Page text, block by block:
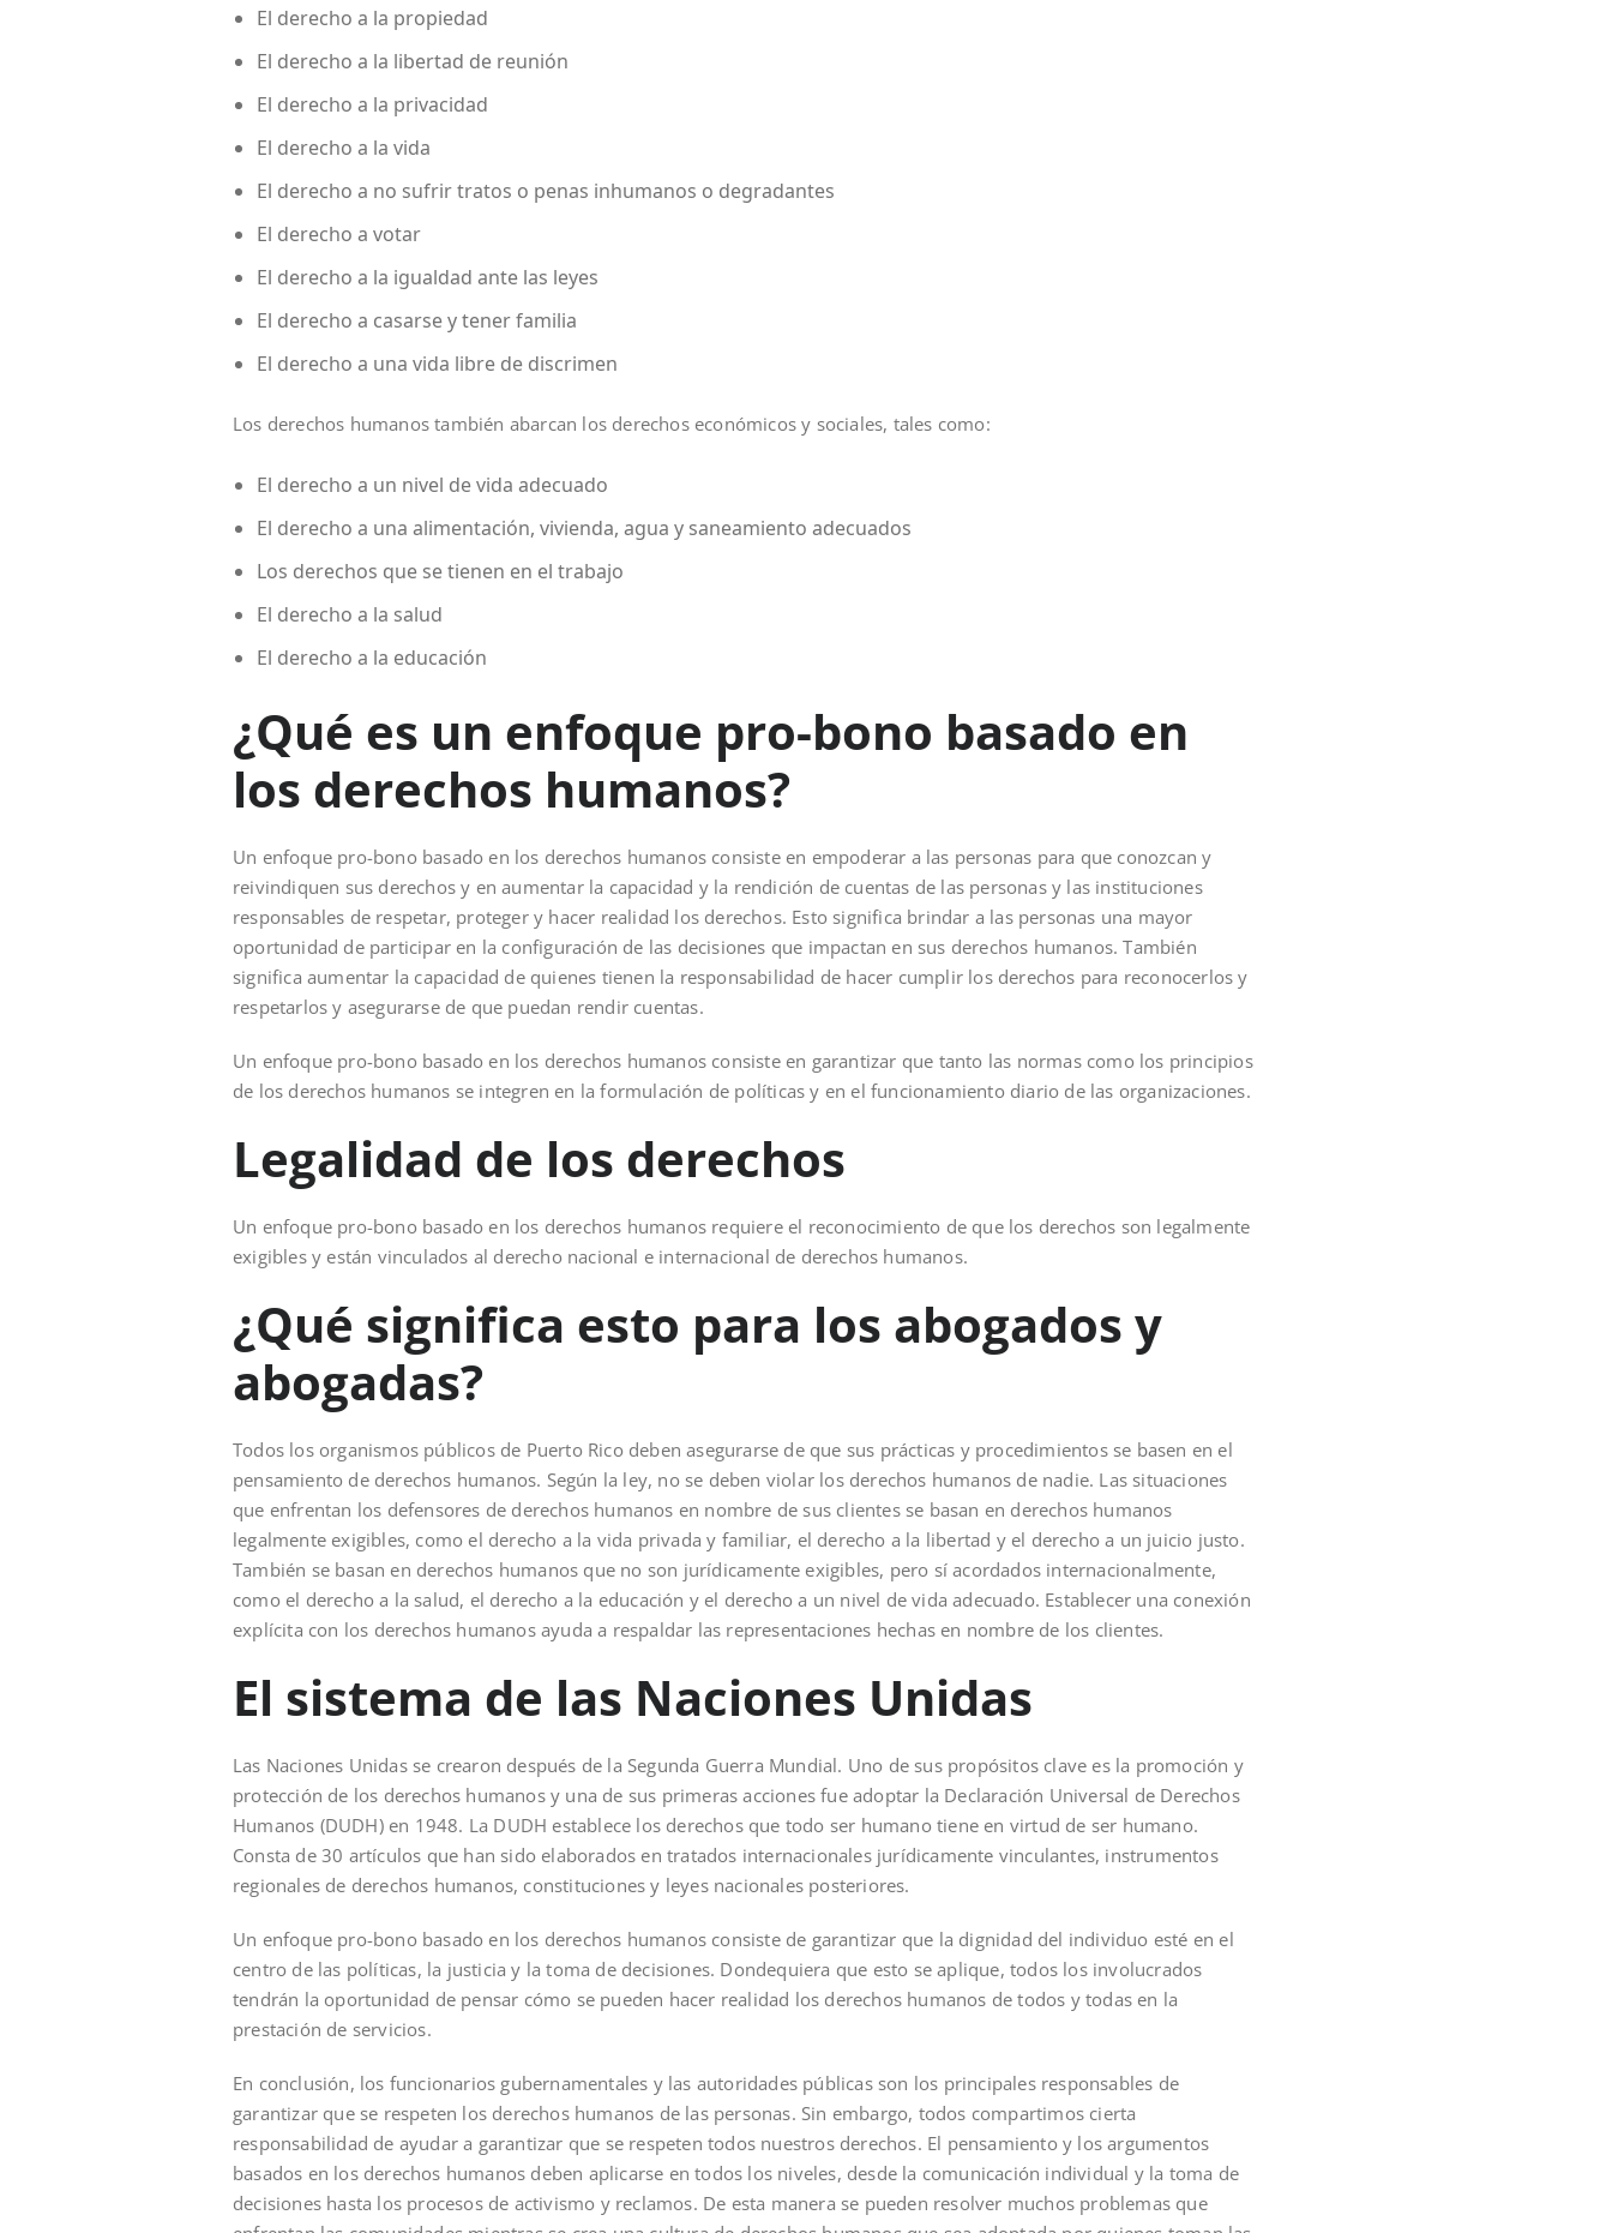
El derecho a la propiedad
El derecho a la libertad de reunión
El derecho a la privacidad
El derecho a la vida
El derecho a no sufrir tratos o penas inhumanos o degradantes
El derecho a votar
El derecho a la igualdad ante las leyes
El derecho a casarse y tener familia
El derecho a una vida libre de discrimen
Los derechos humanos también abarcan los derechos económicos y sociales, tales como:
El derecho a un nivel de vida adecuado
El derecho a una alimentación, vivienda, agua y saneamiento adecuados
Los derechos que se tienen en el trabajo
El derecho a la salud
El derecho a la educación
¿Qué es un enfoque pro-bono basado en
los derechos humanos?
Un enfoque pro-bono basado en los derechos humanos consiste en empoderar a las personas para que conozcan y
reivindiquen sus derechos y en aumentar la capacidad y la rendición de cuentas de las personas y las instituciones
responsables de respetar, proteger y hacer realidad los derechos. Esto significa brindar a las personas una mayor
oportunidad de participar en la configuración de las decisiones que impactan en sus derechos humanos. También
significa aumentar la capacidad de quienes tienen la responsabilidad de hacer cumplir los derechos para reconocerlos y
respetarlos y asegurarse de que puedan rendir cuentas.
Un enfoque pro-bono basado en los derechos humanos consiste en garantizar que tanto las normas como los principios
de los derechos humanos se integren en la formulación de políticas y en el funcionamiento diario de las organizaciones.
Legalidad de los derechos
Un enfoque pro-bono basado en los derechos humanos requiere el reconocimiento de que los derechos son legalmente
exigibles y están vinculados al derecho nacional e internacional de derechos humanos.
¿Qué significa esto para los abogados y
abogadas?
Todos los organismos públicos de Puerto Rico deben asegurarse de que sus prácticas y procedimientos se basen en el
pensamiento de derechos humanos. Según la ley, no se deben violar los derechos humanos de nadie. Las situaciones
que enfrentan los defensores de derechos humanos en nombre de sus clientes se basan en derechos humanos
legalmente exigibles, como el derecho a la vida privada y familiar, el derecho a la libertad y el derecho a un juicio justo.
También se basan en derechos humanos que no son jurídicamente exigibles, pero sí acordados internacionalmente,
como el derecho a la salud, el derecho a la educación y el derecho a un nivel de vida adecuado. Establecer una conexión
explícita con los derechos humanos ayuda a respaldar las representaciones hechas en nombre de los clientes.
El sistema de las Naciones Unidas
Las Naciones Unidas se crearon después de la Segunda Guerra Mundial. Uno de sus propósitos clave es la promoción y
protección de los derechos humanos y una de sus primeras acciones fue adoptar la Declaración Universal de Derechos
Humanos (DUDH) en 1948. La DUDH establece los derechos que todo ser humano tiene en virtud de ser humano.
Consta de 30 artículos que han sido elaborados en tratados internacionales jurídicamente vinculantes, instrumentos
regionales de derechos humanos, constituciones y leyes nacionales posteriores.
Un enfoque pro-bono basado en los derechos humanos consiste de garantizar que la dignidad del individuo esté en el
centro de las políticas, la justicia y la toma de decisiones. Dondequiera que esto se aplique, todos los involucrados
tendrán la oportunidad de pensar cómo se pueden hacer realidad los derechos humanos de todos y todas en la
prestación de servicios.
En conclusión, los funcionarios gubernamentales y las autoridades públicas son los principales responsables de
garantizar que se respeten los derechos humanos de las personas. Sin embargo, todos compartimos cierta
responsabilidad de ayudar a garantizar que se respeten todos nuestros derechos. El pensamiento y los argumentos
basados en los derechos humanos deben aplicarse en todos los niveles, desde la comunicación individual y la toma de
decisiones hasta los procesos de activismo y reclamos. De esta manera se pueden resolver muchos problemas que